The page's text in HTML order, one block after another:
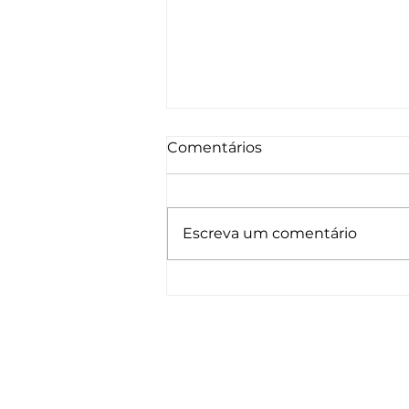
Comentários
Escreva um comentário